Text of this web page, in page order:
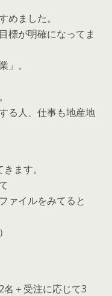
めました。
標が明確になってま
。
る人、仕事も地産地
ます。
ァイルをみてると
名＋受注に応じて3